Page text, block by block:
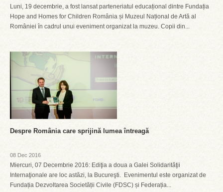
Luni, 19 decembrie, a fost lansat parteneriatul educațional dintre Fundația
Hope and Homes for Children România și Muzeul Național de Artă al
României în cadrul unui eveniment organizat la muzeu. Copii din...
Despre România care sprijină lumea întreagă
08 Dec 2016
Miercuri, 07 Decembrie 2016: Ediţia a doua a Galei Solidarităţii
Internaţionale are loc astăzi, la Bucureşti. Evenimentul este organizat de
Fundația Dezvoltarea Societății Civile (FDSC) și Federația...